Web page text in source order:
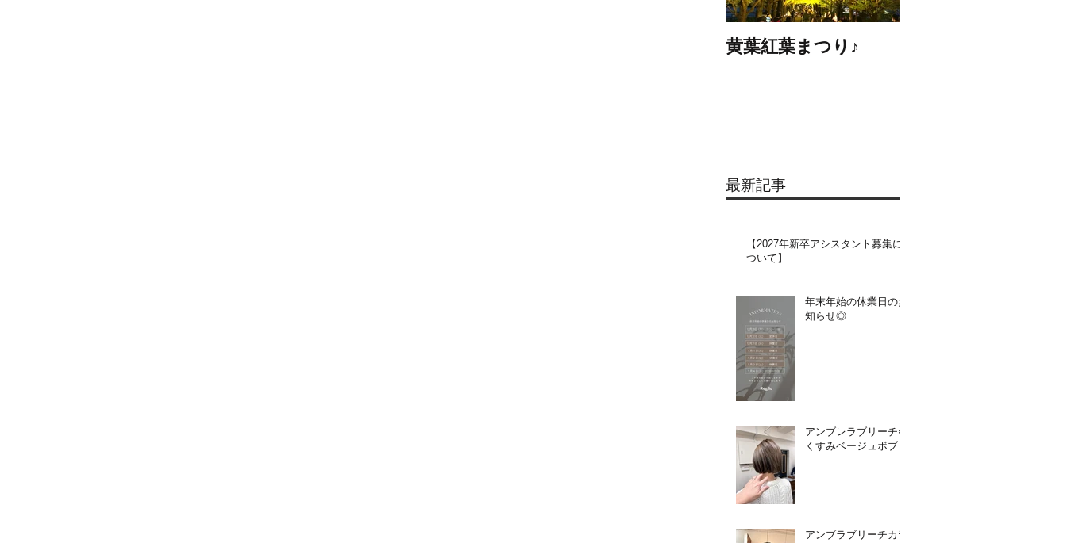
黄葉紅葉まつり♪
最新記事
【2027年新卒アシスタント募集に
ついて】​​
年末年始の休業日のお
知らせ◎
アンブレラブリーチ×
くすみベージュボブ
アンブラブリーチカラ